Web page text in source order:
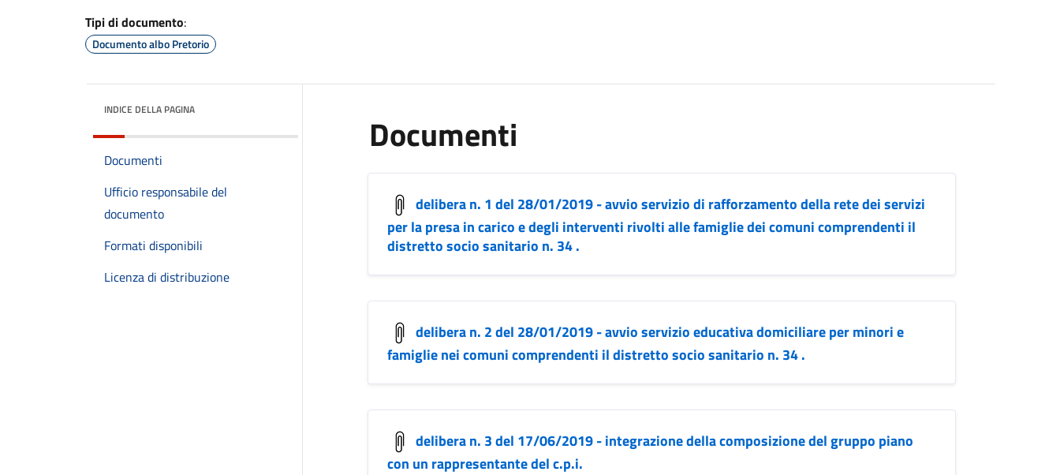
Tipi di documento:
Documento albo Pretorio
INDICE DELLA PAGINA
Documenti
Ufficio responsabile del
documento
Formati disponibili
Licenza di distribuzione
Documenti
delibera n. 1 del 28/01/2019 - avvio servizio di rafforzamento della rete dei servizi
per la presa in carico e degli interventi rivolti alle famiglie dei comuni comprendenti il
distretto socio sanitario n. 34 .
delibera n. 2 del 28/01/2019 - avvio servizio educativa domiciliare per minori e
famiglie nei comuni comprendenti il distretto socio sanitario n. 34 .
delibera n. 3 del 17/06/2019 - integrazione della composizione del gruppo piano
con un rappresentante del c.p.i.